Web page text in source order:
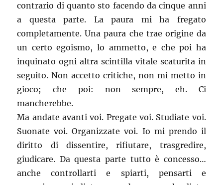
contrario di quanto sto facendo da cinque anni
a questa parte. La paura mi ha fregato
completamente. Una paura che trae origine da
un certo egoismo, lo ammetto, e che poi ha
inquinato ogni altra scintilla vitale scaturita in
seguito. Non accetto critiche, non mi metto in
gioco; che poi: non sempre, eh. Ci
mancherebbe.
Ma andate avanti voi. Pregate voi. Studiate voi.
Suonate voi. Organizzate voi. Io mi prendo il
diritto di dissentire, rifiutare, trasgredire,
giudicare. Da questa parte tutto è concesso…
anche controllarti e spiarti, pensarti e